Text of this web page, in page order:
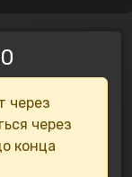
через
через
конца